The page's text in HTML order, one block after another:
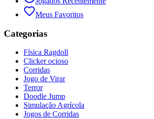
Meus Favoritos
Categorias
Física Ragdoll
Clicker ocioso
Corridas
Jogo de Virar
Terror
Doodle Jump
Simulação Agrícola
Jogos de Corridas